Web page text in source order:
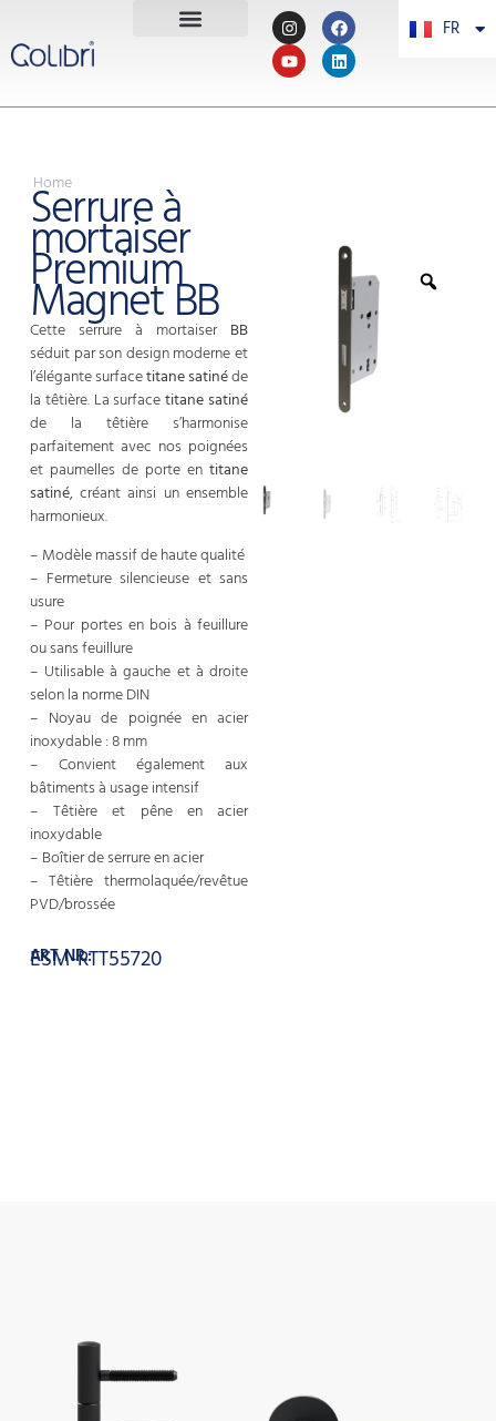
FR
PT
Home
Serrure à
mortaiser
Premium
Magnet BB
Cette serrure à mortaiser BB
séduit par son design moderne et
l’élégante surfacetitane satinéde
la têtière. La surfacetitane satiné
de la têtière s’harmonise
parfaitement avec nos poignées
et paumelles de porte en titane
satiné, créant ainsi un ensemble
harmonieux.
– Modèle massif de haute qualité
– Fermeture silencieuse et sans
usure
– Pour portes en bois à feuillure
ou sans feuillure
– Utilisable à gauche et à droite
selon la norme DIN
– Noyau de poignée en acier
inoxydable : 8 mm
– Convient également aux
bâtiments à usage intensif
– Têtière et pêne en acier
inoxydable
– Boîtier de serrure en acier
– Têtière thermolaquée/revêtue
PVD/brossée
ART. NR.:
ESM-RTT55720